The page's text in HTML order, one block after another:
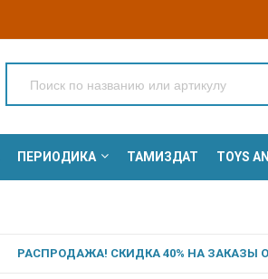
ПЕРИОДИКА ТАМИЗДАТ TOYS
РАСПРОДАЖА! СКИДКА 40% НА ЗАКАЗЫ